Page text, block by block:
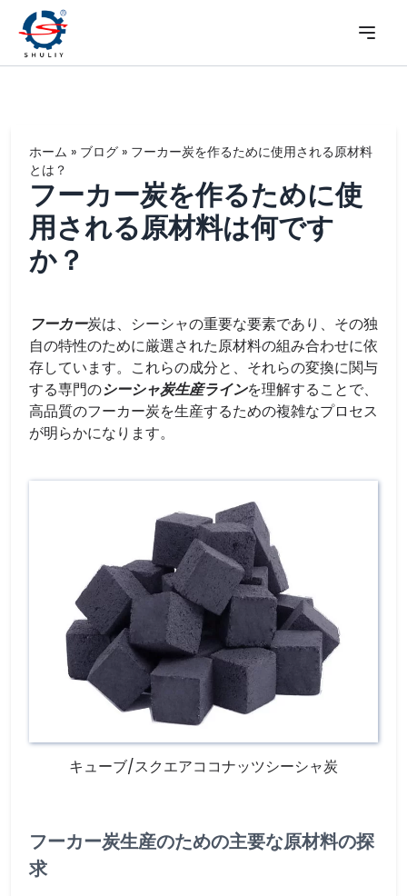
ホーム » ブログ » フーカー炭を作るために使用される原材料
とは？
フーカー炭を作るために使
用される原材料は何です
か？
フーカー炭は、シーシャの重要な要素であり、その独
自の特性のために厳選された原材料の組み合わせに依
存しています。これらの成分と、それらの変換に関与
する専門のシーシャ炭生産ラインを理解することで、
高品質のフーカー炭を生産するための複雑なプロセス
が明らかになります。
キューブ/スクエアココナッツシーシャ炭
フーカー炭生産のための主要な原材料の探
求